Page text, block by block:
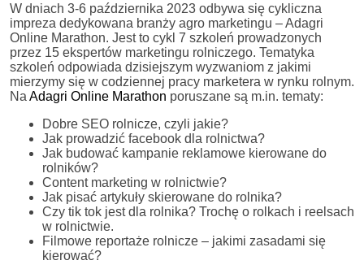
W dniach 3-6 października 2023 odbywa się cykliczna
impreza dedykowana branży agro marketingu – Adagri
Online Marathon. Jest to cykl 7 szkoleń prowadzonych
przez 15 ekspertów marketingu rolniczego. Tematyka
szkoleń odpowiada dzisiejszym wyzwaniom z jakimi
mierzymy się w codziennej pracy marketera w rynku rolnym.
Na Adagri Online Marathon poruszane są m.in. tematy:
Dobre SEO rolnicze, czyli jakie?
Jak prowadzić facebook dla rolnictwa?
Jak budować kampanie reklamowe kierowane do
rolników?
Content marketing w rolnictwie?
Jak pisać artykuły skierowane do rolnika?
Czy tik tok jest dla rolnika? Trochę o rolkach i reelsach
w rolnictwie.
Filmowe reportaże rolnicze – jakimi zasadami się
kierować?